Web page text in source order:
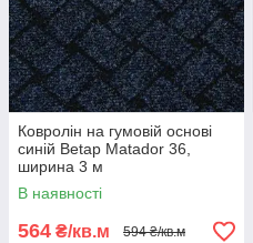
Ковролін на гумовій основі
синій Betap Matador 36,
ширина 3 м
В наявності
564 ₴/кв.м 594 ₴/кв.м